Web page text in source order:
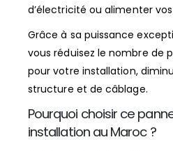
d’électricité ou alimenter
Grâce à sa puissance
vous réduisez le nombre de
pour votre installation,
structure et de câblage.
Pourquoi choisir ce
installation au Maroc ?